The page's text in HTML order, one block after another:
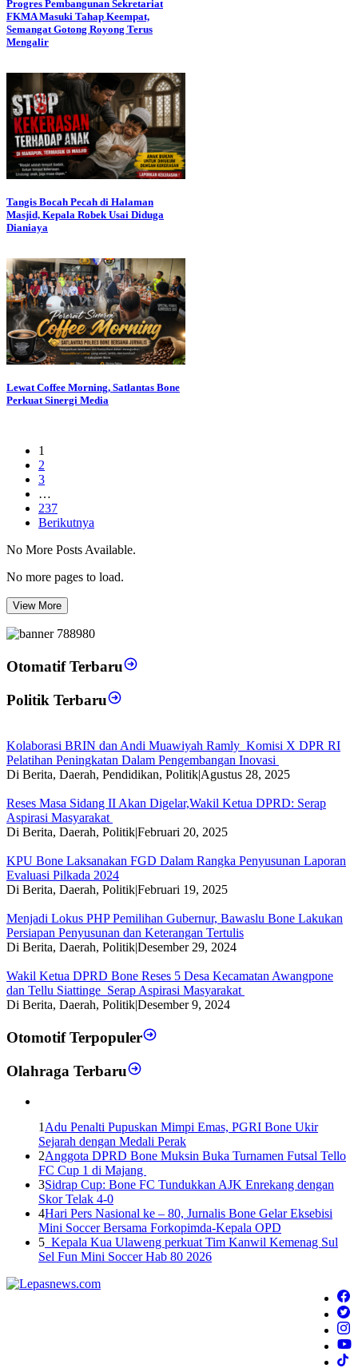
Progres Pembangunan Sekretariat
FKMA Masuki Tahap Keempat,
Semangat Gotong Royong Terus
Mengalir
Tangis Bocah Pecah di Halaman
Masjid, Kepala Robek Usai Diduga
Dianiaya
Lewat Coffee Morning, Satlantas Bone
Perkuat Sinergi Media
1
2
3
…
237
Berikutnya
No More Posts Available.
No more pages to load.
View More
Otomatif Terbaru
Politik Terbaru
Kolaborasi BRIN dan Andi Muawiyah Ramly Komisi X DPR RI
Pelatihan Peningkatan Dalam Pengembangan Inovasi
Di Berita, Daerah, Pendidikan, Politik|Agustus 28, 2025
Reses Masa Sidang II Akan Digelar,Wakil Ketua DPRD: Serap
Aspirasi Masyarakat
Di Berita, Daerah, Politik|Februari 20, 2025
KPU Bone Laksanakan FGD Dalam Rangka Penyusunan Laporan
Evaluasi Pilkada 2024
Di Berita, Daerah, Politik|Februari 19, 2025
Menjadi Lokus PHP Pemilihan Gubernur, Bawaslu Bone Lakukan
Persiapan Penyusunan dan Keterangan Tertulis
Di Berita, Daerah, Politik|Desember 29, 2024
Wakil Ketua DPRD Bone Reses 5 Desa Kecamatan Awangpone
dan Tellu Siattinge Serap Aspirasi Masyarakat
Di Berita, Daerah, Politik|Desember 9, 2024
Otomotif Terpopuler
Olahraga Terbaru
1Adu Penalti Pupuskan Mimpi Emas, PGRI Bone Ukir
Sejarah dengan Medali Perak
2Anggota DPRD Bone Muksin Buka Turnamen Futsal Tello
FC Cup 1 di Majang
3Sidrap Cup: Bone FC Tundukkan AJK Enrekang dengan
Skor Telak 4-0
4Hari Pers Nasional ke – 80, Jurnalis Bone Gelar Eksebisi
Mini Soccer Bersama Forkopimda-Kepala OPD
5 Kepala Kua Ulaweng perkuat Tim Kanwil Kemenag Sul
Sel Fun Mini Soccer Hab 80 2026